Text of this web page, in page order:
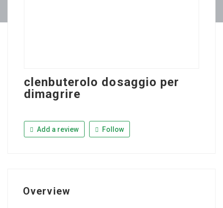
clenbuterolo dosaggio per
dimagrire
Add a review Follow
Overview